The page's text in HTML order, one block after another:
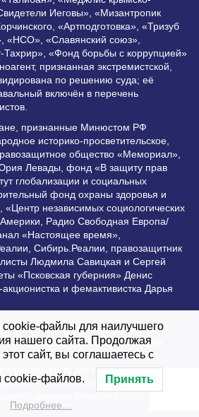
Иеговы», «Мизантропик
«Артподготовка», «Тризуб
«НСО», «Славянский союз»,
«Фонд борьбы с коррупцией»
признанная экстремистской,
по решению суда; её
включён в перечень
признанные Минюстом РФ
историко-просветительское,
общество «Мемориал»,
Левады, фонд «В защиту прав
глобализации и социальных
фонд охраны здоровья и
независимых социологических
Радио Свободная Европа/
«Настоящее время»,
Сибирь.Реалии, правозащитник
Людмила Савицкая и Сергей
«Псковская губерния» Денис
и фемактивистка Дарья
охраняются законом. Любое
сайта допустимо при условии
на Vesti.UZ.
за достоверность
в рекламных объявлениях.
файлы для наилучшего
нашего сайта. Продолжая
сайт, вы соглашаетесь с
cookie-файлов. Принять
Подробнее…